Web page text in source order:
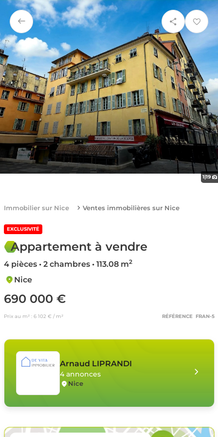
1|19
Immobilier sur Nice Ventes immobilières sur Nice
EXCLUSIVITÉ
Appartement à vendre
4 pièces • 2 chambres • 113.08 m2
Nice
690 000 €
Prix au m² : 6 102 € / m² RÉFÉRENCE FRAN-5
Arnaud LIPRANDI
4 annonces
Nice